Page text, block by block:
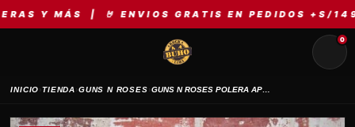
MÁS | 🤘 ENVIOS GRATIS EN PEDIDOS +S/149 |
0
INICIO›TIENDA›GUNS N ROSES› GUNS N ROSES POLERA APPETITE